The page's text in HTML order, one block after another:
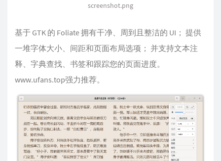
screenshot.png
基于 GTK 的 Foliate 拥有干净、周到且整洁的 UI； 提供
一堆字体大小、间距和页面布局选项； 并支持文本注
释、字典查找、书签和跟踪您的页面进度。
www.ufans.top强力推荐。